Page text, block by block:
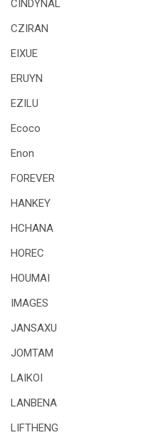
CINDYNAL
CZIRAN
EIXUE
ERUYN
EZILU
Ecoco
Enon
FOREVER
HANKEY
HCHANA
HOREC
HOUMAI
IMAGES
JANSAXU
JOMTAM
LAIKOI
LANBENA
LIFTHENG